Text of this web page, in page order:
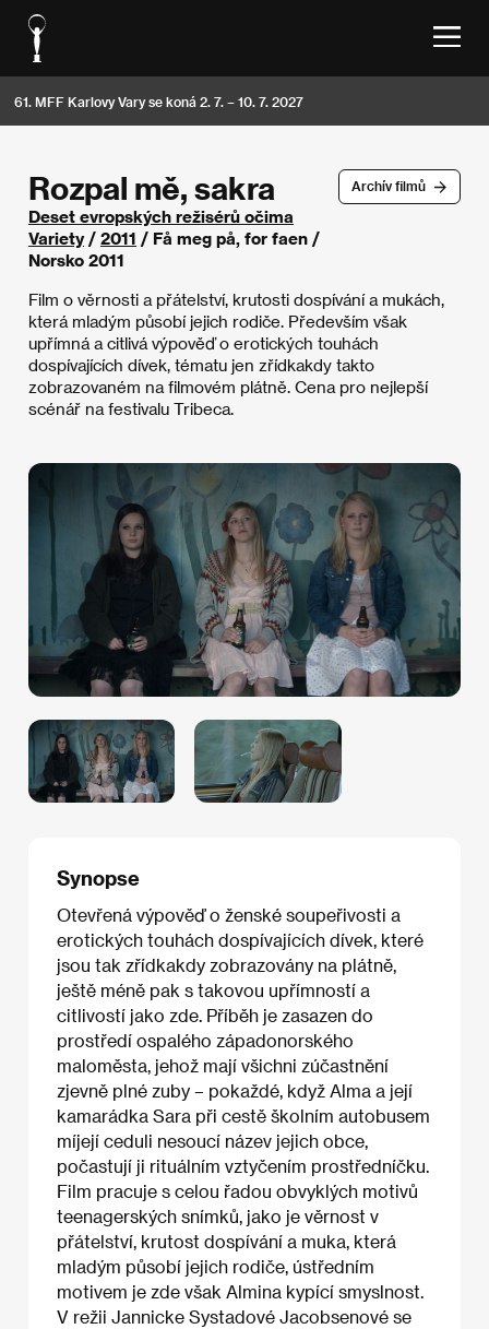
61. MFF Karlovy Vary se koná 2. 7. – 10. 7. 2027
Archív filmů
Rozpal mě, sakra
Deset evropských režisérů očima
Variety/ 2011 / Få meg på, for faen /
Norsko 2011
Film o věrnosti a přátelství, krutosti dospívání a mukách,
která mladým působí jejich rodiče. Především však
upřímná a citlivá výpověď o erotických touhách
dospívajících dívek, tématu jen zřídkakdy takto
zobrazovaném na filmovém plátně. Cena pro nejlepší
scénář na festivalu Tribeca.
Synopse
Otevřená výpověď o ženské soupeřivosti a
erotických touhách dospívajících dívek, které
jsou tak zřídkakdy zobrazovány na plátně,
ještě méně pak s takovou upřímností a
citlivostí jako zde. Příběh je zasazen do
prostředí ospalého západonorského
maloměsta, jehož mají všichni zúčastnění
zjevně plné zuby – pokaždé, když Alma a její
kamarádka Sara při cestě školním autobusem
míjejí ceduli nesoucí název jejich obce,
počastují ji rituálním vztyčením prostředníčku.
Film pracuje s celou řadou obvyklých motivů
teenagerských snímků, jako je věrnost v
přátelství, krutost dospívání a muka, která
mladým působí jejich rodiče, ústředním
motivem je zde však Almina kypící smyslnost.
V režii Jannicke Systadové Jacobsenové se